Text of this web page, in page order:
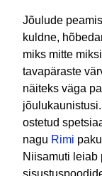
Jõulude
kuldne,
miks mitte
tavapäraste
näiteks väga
ostetud
nagu Rimi
Niisamuti leiab